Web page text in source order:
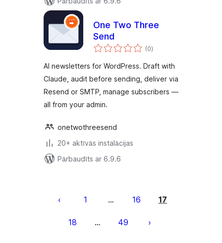
One Two Three
Send
(0vērtējumu
kopsumma
)
AI newsletters for WordPress. Draft with
Claude, audit before sending, deliver via
Resend or SMTP, manage subscribers —
all from your admin.
onetwothreesend
20+ aktīvās instalācijas
Pārbaudīts ar 6.9.6
numerācija
lappusēm
1 … 16 17
18 … 49